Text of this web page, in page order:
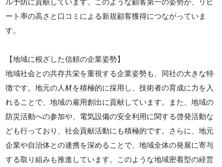
ート率の高さと口コミによる新規顧客獲得につながっていま
す。
【地域に根ざした信頼の企業姿勢】
地域社会との共存共栄を重視する企業姿勢も、同社の大きな特
徴です。地元の人材を積極的に採用し、技術者の育成に力を入
れることで、地域の雇用創出に貢献しています。また、地域の
防災活動への参加や、電気設備の安全利用に関する啓発活動な
ども行っており、社会貢献活動にも積極的です。さらに、地元
企業や自治体との連携を深めることで、地域全体の発展に寄与
する取り組みも推進しています。このような地域密着型の経営